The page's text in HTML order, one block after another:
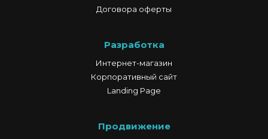
Договора оферты
Разработка
Интернет-магазин
Корпоративный сайт
Landing Page
Продвижение